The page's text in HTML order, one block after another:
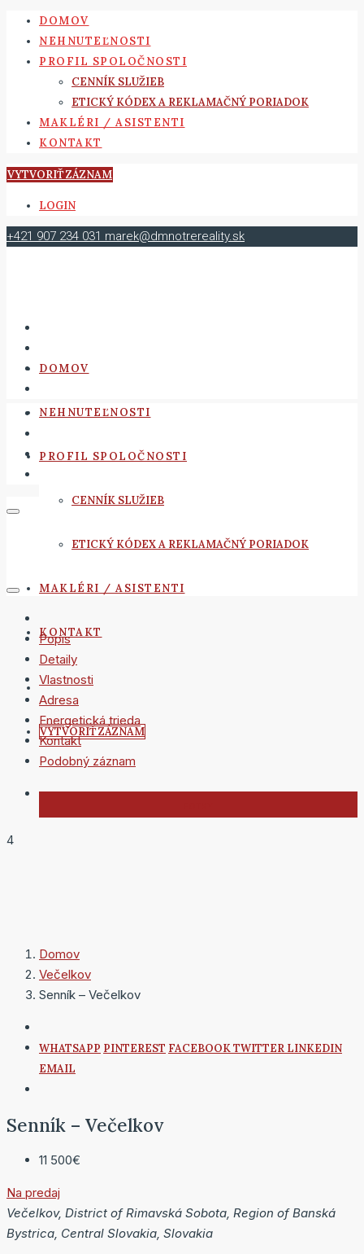
DOMOV
NEHNUTEĽNOSTI
PROFIL SPOLOČNOSTI
CENNÍK SLUŽIEB
ETICKÝ KÓDEX A REKLAMAČNÝ PORIADOK
MAKLÉRI / ASISTENTI
KONTAKT
VYTVORIŤ ZÁZNAM
LOGIN
+421 907 234 031 marek@dmnotrereality.sk
DOMOV
NEHNUTEĽNOSTI
PROFIL SPOLOČNOSTI
CENNÍK SLUŽIEB
ETICKÝ KÓDEX A REKLAMAČNÝ PORIADOK
MAKLÉRI / ASISTENTI
KONTAKT
VYTVORIŤ ZÁZNAM
Popis
Detaily
Vlastnosti
Adresa
Energetická trieda
Kontakt
Podobný záznam
4
Domov
Večelkov
Senník – Večelkov
WHATSAPP PINTEREST FACEBOOKTWITTER LINKEDIN
EMAIL
Senník – Večelkov
11 500€
Na predaj
Večelkov, District of Rimavská Sobota, Region of Banská
Bystrica, Central Slovakia, Slovakia